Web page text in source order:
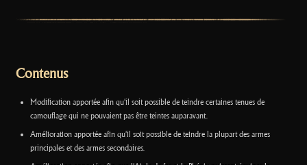
Contenus
Modification apportée afin qu'il soit possible de teindre certaines tenues de
camouflage qui ne pouvaient pas être teintes auparavant.
Amélioration apportée afin qu'il soit possible de teindre la plupart des armes
principales et des armes secondaires.